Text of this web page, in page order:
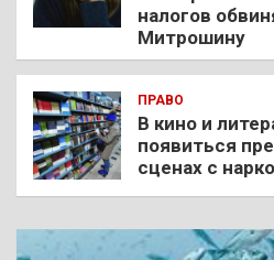
налогов
Митрошину
ПРАВО
В кино и
появиться
сценах с